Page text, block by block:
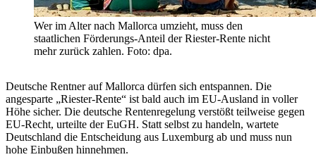
Wer im Alter nach Mallorca umzieht, muss den
staatlichen Förderungs-Anteil der Riester-Rente nicht
mehr zurück zahlen. Foto: dpa.
Deutsche Rentner auf Mallorca dürfen sich entspannen. Die
angesparte „Riester-Rente“ ist bald auch im EU-Ausland in voller
Höhe sicher. Die deutsche Rentenregelung verstößt teilweise gegen
EU-Recht, urteilte der EuGH. Statt selbst zu handeln, wartete
Deutschland die Entscheidung aus Luxemburg ab und muss nun
hohe Einbußen hinnehmen.